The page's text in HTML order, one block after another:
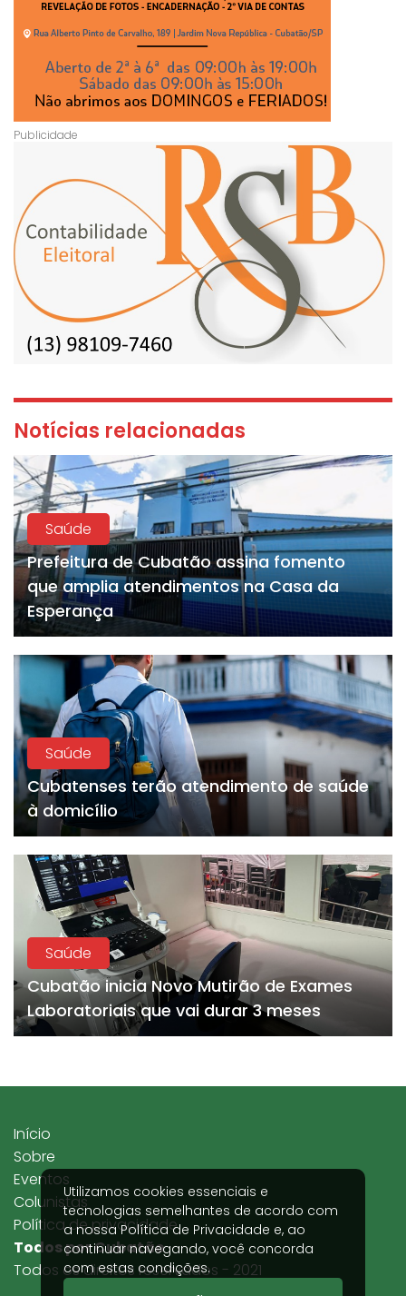
Notícias relacionadas
Saúde
Prefeitura de Cubatão assina fomento
que amplia atendimentos na Casa da
Esperança
Saúde
Cubatenses terão atendimento de saúde
à domicílio
Saúde
Cubatão inicia Novo Mutirão de Exames
Laboratoriais que vai durar 3 meses
Utilizamos cookies essenciais e
tecnologias semelhantes de acordo com
a nossaPolítica de Privacidade e, ao
continuar navegando, você concorda
com estas condições.
Todos por Cubatão
Todos os direitos reservados - 2021
Início
Sobre
Eventos
Colunistas
Política de privacidade